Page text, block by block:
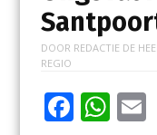
DOOR REDACTIE DE
REGIO
F W E